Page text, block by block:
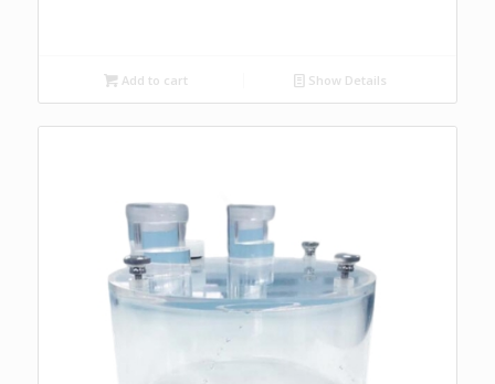
Add to cart Show Details